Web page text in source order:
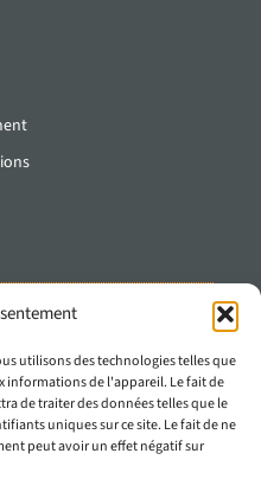
utilisons des technologies telles que
informations de l'appareil. Le fait de
de traiter des données telles que le
uniques sur ce site. Le fait de ne
peut avoir un effet négatif sur